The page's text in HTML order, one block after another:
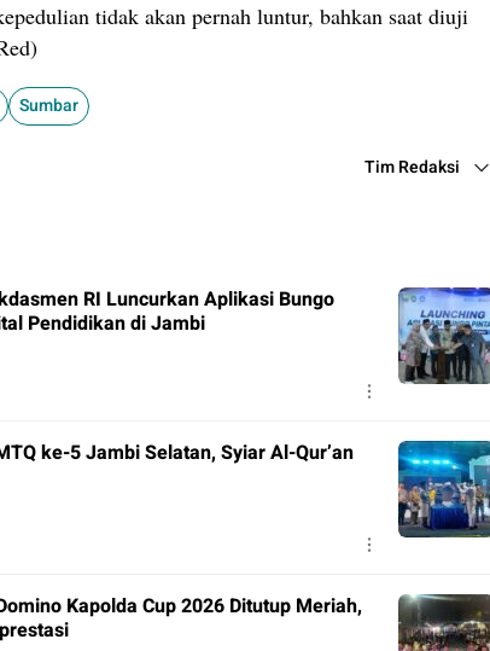
tidak akan pernah luntur, bahkan saat diuji
Sumbar
Tim Redaksi
RI Luncurkan Aplikasi Bungo
Pendidikan di Jambi
ke-5 Jambi Selatan, Syiar Al-Qur’an
Kapolda Cup 2026 Ditutup Meriah,